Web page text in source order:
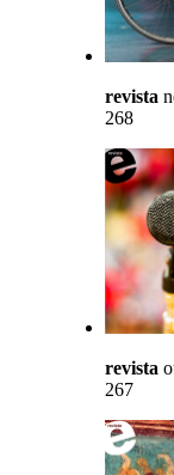
revista
268
revista
267